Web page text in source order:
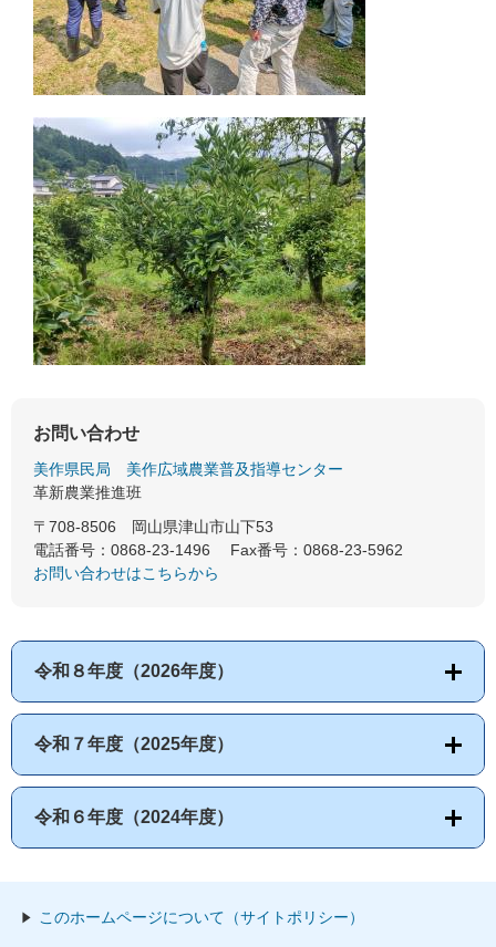
お問い合わせ
美作県民局
美作広域農業普及指導センター
革新農業推進班
〒708-8506
岡山県津山市山下53
電話番号：0868-23-1496
Fax番号：0868-23-5962
お問い合わせはこちらから
令和８年度（2026年度）
令和７年度（2025年度）
令和６年度（2024年度）
このホームページについて（サイトポリシー）